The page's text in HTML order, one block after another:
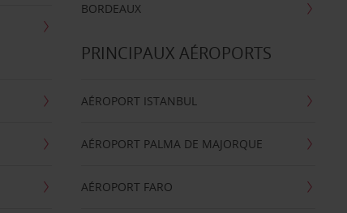
BORDEAUX
PRINCIPAUX AÉROPORTS
AÉROPORT ISTANBUL
AÉROPORT PALMA DE MAJORQUE
AÉROPORT FARO